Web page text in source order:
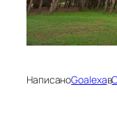
НаписаноGoalexaв